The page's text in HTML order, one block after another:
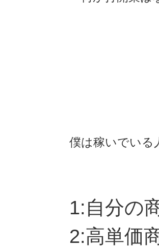
僕は稼いでいる
1:自分の
2:高単価